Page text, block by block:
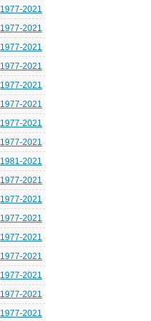
1977-2021
1977-2021
1977-2021
1977-2021
1977-2021
1977-2021
1977-2021
1977-2021
1981-2021
1977-2021
1977-2021
1977-2021
1977-2021
1977-2021
1977-2021
1977-2021
1977-2021